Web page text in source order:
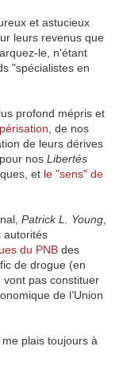
et astucieux
leurs revenus que
le, n'étant
"spécialistes en
profond mépris et
, de nos
de leurs dérives
nos Libertés
et le "sens" de
Patrick L. Young
autorités
du PNB des
de drogue (en
pas constituer
de l’Union
plais toujours à